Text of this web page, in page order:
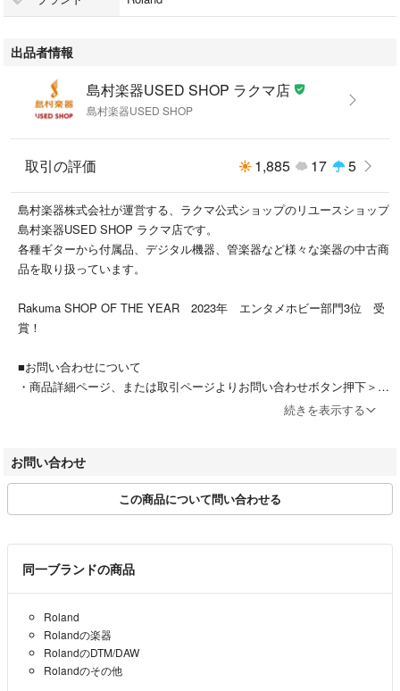
させていただきます。
●店頭や他のサイトでの売却時には商品情報の削除は迅速な対応を心がけ
訳ありませんがご了承下さい。
●商品によって調整等でお届けにお時間をいただく場合がございます。
メールにてPDF形式のものをお送りさせていただきます。
こちらの商品はラクマ公式パートナーの島村楽器 USED SHOP ラクマ店
によって出品されています。
出品者情報
島村楽器USED SHOP ラクマ店
島村楽器USED SHOP
取引の評価 1,885 17 5
島村楽器株式会社が運営する、ラクマ公式ショップのリユースショップ
島村楽器USED SHOP ラクマ店です。
各種ギターから付属品、デジタル機器、管楽器など様々な楽器の中古商
品を取り扱っています。
Rakuma SHOP OF THE YEAR 2023年 エンタメホビー部門3位 受
賞！
■お問い合わせについて
・商品詳細ページ、または取引ページよりお問い合わせボタン押下＞問
■受付時間：平日10:00～17:00
■定休日：毎週日曜日（2024年1月より）
■お取引について
・当店はラクマの規約に則り営業させて頂いております。
またお問い合わせの有無に関わらず、ご購入は先着順とさせて頂いてお
ります。
・取引完了後の返品・返金は受け付けておりません。
・当サイトでは転売や営利目的としたご注文に関してはキャンセル対応
続きを表示する
お問い合わせ
この商品について問い合わせる
同一ブランドの商品
Roland
Rolandの楽器
RolandのDTM/DAW
Rolandのその他